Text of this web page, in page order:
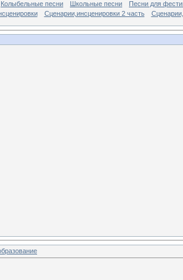
Колыбельные песни Школьные песни
Песни для
Сценарии,инсценировки 2 часть